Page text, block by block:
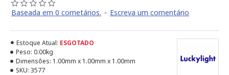
Baseada em 0 cometários. - Escreva um comentário
Estoque Atual: ESGOTADO
Peso: 0.00kg
Dimensões: 1.00mm x 1.00mm x 1.00mm
SKU: 3577